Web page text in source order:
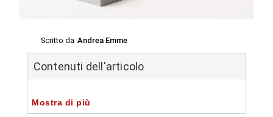
Scritto da Andrea Emme
Contenuti dell'articolo
Mostra di più